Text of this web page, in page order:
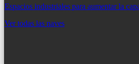
Espacios industriales para aumentar la
Ver todas las naves